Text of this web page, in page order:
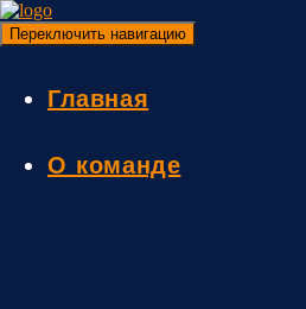
Переключить навигацию
Главная
О команде